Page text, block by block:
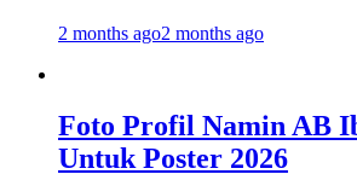
2 months ago2 months ago
Foto Profil Namin AB
Untuk Poster 2026